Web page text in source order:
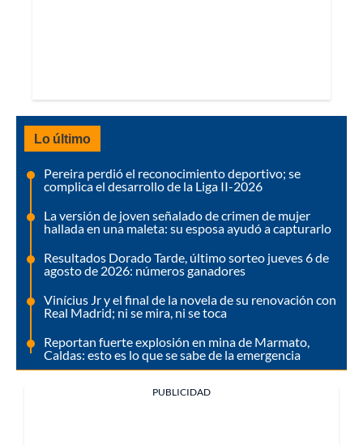
Lo último
Pereira perdió el reconocimiento deportivo; se
complica el desarrollo de la Liga II-2026
La versión de joven señalado de crimen de mujer
hallada en una maleta: su esposa ayudó a capturarlo
Resultados Dorado Tarde, último sorteo jueves 6 de
agosto de 2026: números ganadores
Vinícius Jr y el final de la novela de su renovación con
Real Madrid; ni se mira, ni se toca
Reportan fuerte explosión en mina de Marmato,
Caldas: esto es lo que se sabe de la emergencia
PUBLICIDAD